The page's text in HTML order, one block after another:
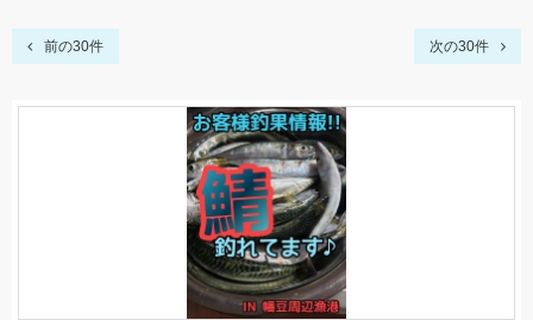
前の30件 次の30件